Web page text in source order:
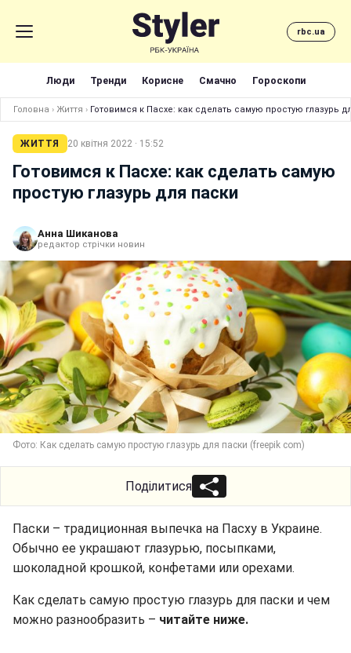
rbc.ua
Люди Тренди Корисне Смачно Гороскопи
Головна › Життя › Готовимся к Пасхе: как сделать самую простую глазурь
ЖИТТЯ 20 квітня 2022 · 15:52
Готовимся к Пасхе: как сделать самую
простую глазурь для паски
Анна Шиканова
редактор стрічки новин
Фото: Как сделать самую простую глазурь для паски (freepik com)
Поділитися
Паски – традиционная выпечка на Пасху в Украине.
Обычно ее украшают глазурью, посыпками,
шоколадной крошкой, конфетами или орехами.
Как сделать самую простую глазурь для паски и чем
можно разнообразить – читайте ниже.